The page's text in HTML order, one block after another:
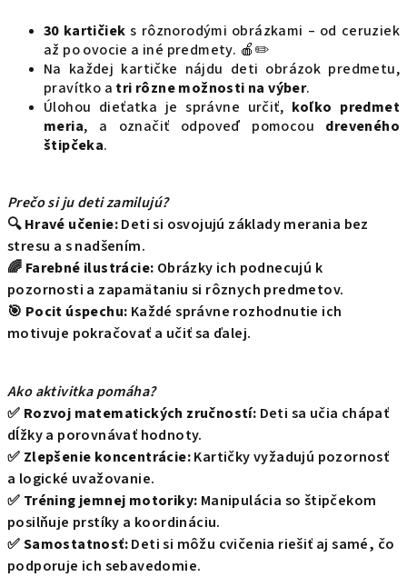
30 kartičiek s rôznorodými obrázkami – od ceruziek
až po ovocie a iné predmety. 🍎✏️
Na každej kartičke nájdu deti obrázok predmetu,
pravítko a tri rôzne možnosti na výber.
Úlohou dieťatka je správne určiť, koľko predmet
meria, a označiť odpoveď pomocou dreveného
štipčeka.
Prečo si ju deti zamilujú?
🔍Hravé učenie:Deti si osvojujú základy merania bez
stresu a s nadšením.
🌈 Farebné ilustrácie: Obrázky ich podnecujú k
pozornosti a zapamätaniu si rôznych predmetov.
🎯 Pocit úspechu: Každé správne rozhodnutie ich
motivuje pokračovať a učiť sa ďalej.
Ako aktivitka pomáha?
✅ Rozvoj matematických zručností: Deti sa učia chápať
dĺžky a porovnávať hodnoty.
✅ Zlepšenie koncentrácie:Kartičky vyžadujú pozornosť
a logické uvažovanie.
✅ Tréning jemnej motoriky: Manipulácia so štipčekom
posilňuje prstíky a koordináciu.
✅Samostatnosť:Deti si môžu cvičenia riešiť aj samé, čo
podporuje ich sebavedomie.